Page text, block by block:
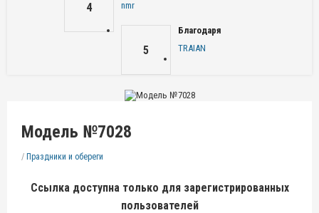
4
nmr
5
Благодаря
TRAIAN
Модель №7028
/ Праздники и обереги
Ссылка доступна только для зарегистрированных
пользователей